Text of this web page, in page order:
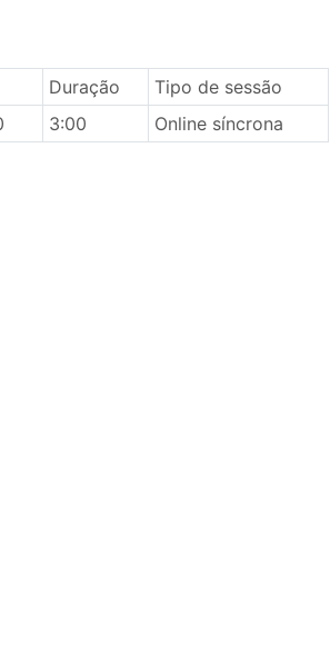
Duração
Tipo de sessão
3:00 Online síncrona